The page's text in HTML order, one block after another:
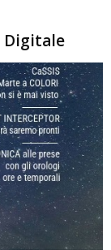
Digitale